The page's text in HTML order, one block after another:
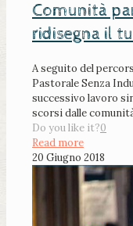
Comunità
ridisegna il
A seguito del
Pastorale Senza
successivo lavoro
scorsi dalle
Do you like it?0
Read more
20 Giugno 2018